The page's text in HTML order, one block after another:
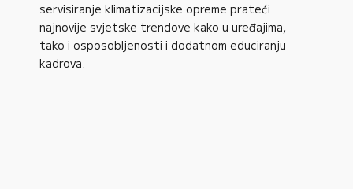
servisiranje klimatizacijske opreme prateći
najnovije svjetske trendove kako u uređajima,
tako i osposobljenosti i dodatnom educiranju
kadrova.